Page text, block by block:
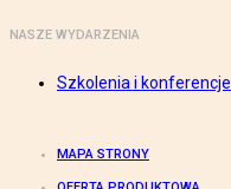
NASZE WYDARZENIA
Szkolenia i konferencje
MAPA STRONY